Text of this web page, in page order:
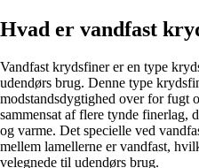
Hvad er vandfast
Vandfast krydsfiner er en type
udendørs brug. Denne type
modstandsdygtighed over for fugt
sammensat af flere tynde finerlag,
og varme. Det specielle ved
mellem lamellerne er vandfast,
velegnede til udendørs brug.